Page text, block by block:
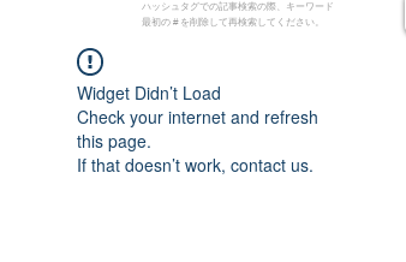
ハッシュタグでの記事検索の際、キーワード
最初の # を削除して再検索してください。
Widget Didn’t Load
Check your internet and refresh
this page.
If that doesn’t work, contact us.